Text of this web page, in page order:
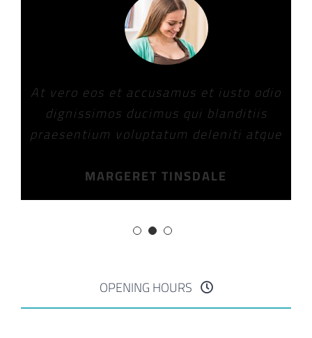
At vero eos et accusamus et iusto odio
dignissimos ducimus qui blanditiis
praesentium voluptatum deleniti atque
MARGERET TINSDALE